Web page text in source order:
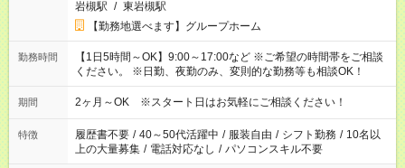
岩槻駅 / 東岩槻駅
【勤務地選べます】グループホーム
勤務時間
【1日5時間～OK】9:00～17:00など ※ご希望の時間帯をご相談
ください。 ※日勤、夜勤のみ、変則的な勤務等も相談OK！
期間 2ヶ月～OK ※スタート日はお気軽にご相談ください！
特徴 履歴書不要 / 40～50代活躍中 / 服装自由 / シフト勤務 / 10名以
上の大量募集 / 電話対応なし / パソコンスキル不要